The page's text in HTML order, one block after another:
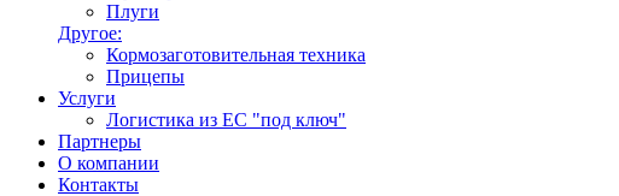
Плуги
Другое:
Кормозаготовительная техника
Прицепы
Услуги
Логистика из ЕС "под ключ"
Партнеры
О компании
Контакты